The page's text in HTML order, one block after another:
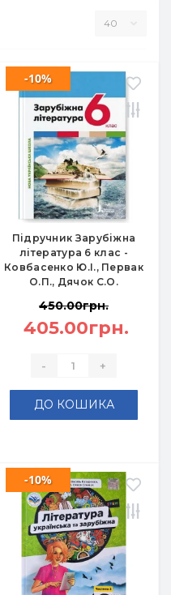
Підручник Зарубіжна
література 6 клас -
Ковбасенко Ю.І., Первак
О.П., Дячок С.О.
-10%
450.00грн.
405.00грн.
- +
ДО КОШИКА
-10%